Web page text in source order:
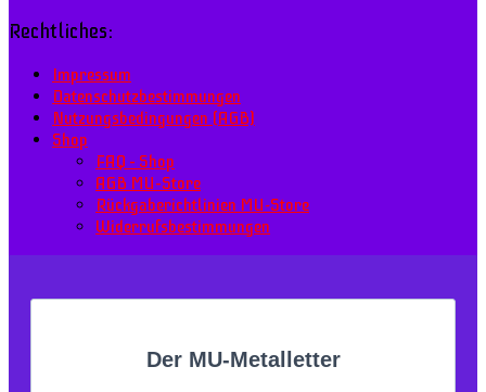
Rechtliches:
Impressum
Datenschutzbestimmungen
Nutzungsbedingungen (AGB)
Shop
FAQ – Shop
AGB MU–Store
Rückgaberichtlinien MU-Store
Widerrufsbestimmungen